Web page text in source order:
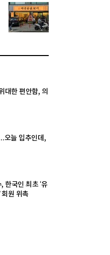
대한 편안함, 의
오늘 입추인데,
한국인 최초 ‘유
회원 위촉